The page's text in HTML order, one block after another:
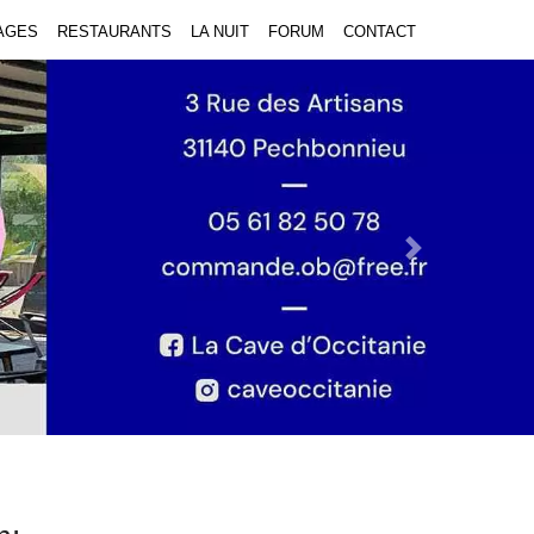
RESTAURANTS LA NUIT FORUM CONTACT
Next Slide